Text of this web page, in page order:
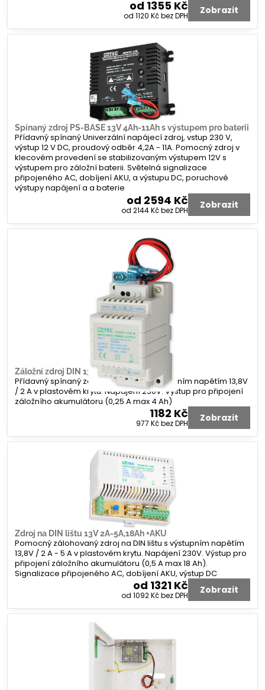
od 1355 Kč
od 1120 Kčbez DPH Zobrazit
Spínaný zdroj PS-BASE 13V 4Ah-11Ah s výstupem pro baterii
Přídavný spínaný Univerzální napájecí zdroj, vstup 230 V,
výstup 12 V DC, proudový odběr 4,2A - 11A. Pomocný zdroj v
klecovém provedení se stabilizovaným výstupem 12V s
výstupem pro záložní baterii. Světelná signalizace
připojeného AC, dobíjení AKU, a výstupu DC, poruchové
výstupy napájení a a baterie
od 2594 Kč
od 2144 Kčbez DPH Zobrazit
Záložní zdroj DIN 13V2A2AH
Přídavný spínaný zdroj na DIN lištu s výstupním napětím 13,8V
/ 2 A v plastovém krytu. Napájení 230V. Výstup pro připojení
záložního akumulátoru (0,25 A max 4 Ah)
1182 Kč
977 Kčbez DPH Zobrazit
Zdroj na DIN lištu 13V 2A-5A,18Ah +AKU
Pomocný zálohovaný zdroj na DIN lištu s výstupním napětím
13,8V / 2 A - 5 A v plastovém krytu. Napájení 230V. Výstup pro
připojení záložního akumulátoru (0,5 A max 18 Ah).
Signalizace připojeného AC, dobíjení AKU, výstup DC
od 1321 Kč
od 1092 Kčbez DPH Zobrazit